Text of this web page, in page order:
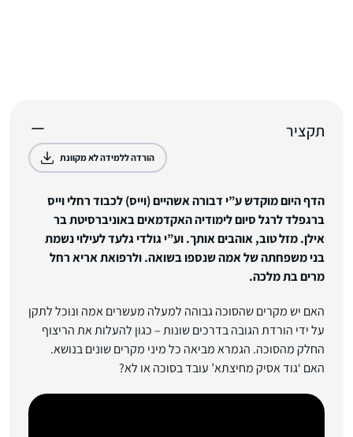
תקציר
הורדה ללמידה לא מקוונת
הדף היום מוקדש ע”י דבורה אשהיים (וייס) לכבוד רחלי וייס
ברגפלד לרגל סיום לימודיה האקדמאים באוניברסיטת בר
אילן. מזל טוב, אוהבים אותך. וע”י גולדי גלעד לעילוי נשמת
בני משפחתה של אמה שנספו בשואה. ולרפואת אריא רחל
מרים בת מלכה.
האם יש מקרים שהסוכה גבוהה למעלה מעשרים אמה ונוכל לתקן
על ידי הורדת הגובה בדרכים שונות – כגון להעלות את הריצוף
החלק מהסוכה. הגמרא מביאה כל מיני מקרים שונים בנושא.
האם ‘גוד אסיק מחיצתא’ עובד בסוכה או לא?